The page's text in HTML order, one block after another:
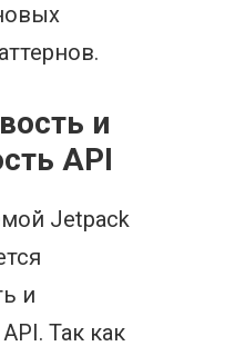
и
API
Jetpack
и
Так как